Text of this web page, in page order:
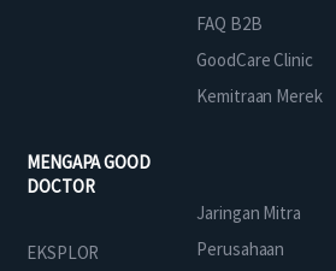
FAQ B2B
GoodCare Clinic
Kemitraan Merek
MENGAPA GOOD
DOCTOR
EKSPLOR
Jaringan Mitra
Perusahaan